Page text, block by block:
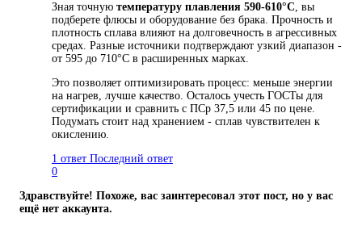
Зная точную температуру плавления 590-610°C, вы
подберете флюсы и оборудование без брака. Прочность и
плотность сплава влияют на долговечность в агрессивных
средах. Разные источники подтверждают узкий диапазон -
от 595 до 710°C в расширенных марках.
Это позволяет оптимизировать процесс: меньше энергии
на нагрев, лучше качество. Осталось учесть ГОСТы для
сертификации и сравнить с ПСр 37,5 или 45 по цене.
Подумать стоит над хранением - сплав чувствителен к
окислению.
1 ответ Последний ответ
0
Здравствуйте! Похоже, вас заинтересовал этот пост, но у вас
ещё нет аккаунта.